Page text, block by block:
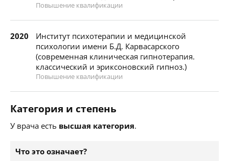
Повышение квалификации
2020
Институт психотерапии и медицинской
психологии имени Б.Д. Карвасарского
(современная клиническая гипнотерапия.
классический и эриксоновский гипноз.)
Повышение квалификации
Категория и степень
У врача есть высшая категория.
Что это означает?